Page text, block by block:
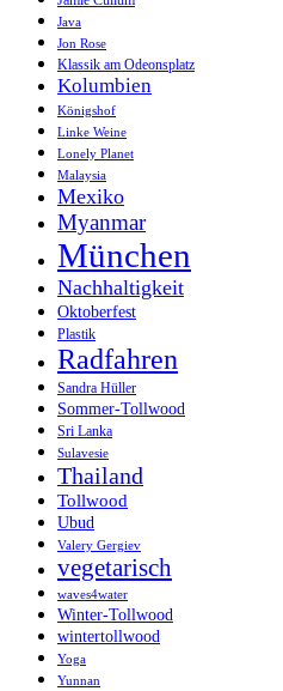
Java
Jon Rose
Klassik am Odeonsplatz
Kolumbien
Königshof
Linke Weine
Lonely Planet
Malaysia
Mexiko
Myanmar
München
Nachhaltigkeit
Oktoberfest
Plastik
Radfahren
Sandra Hüller
Sommer-Tollwood
Sri Lanka
Sulavesie
Thailand
Tollwood
Ubud
Valery Gergiev
vegetarisch
waves4water
Winter-Tollwood
wintertollwood
Yoga
Yunnan